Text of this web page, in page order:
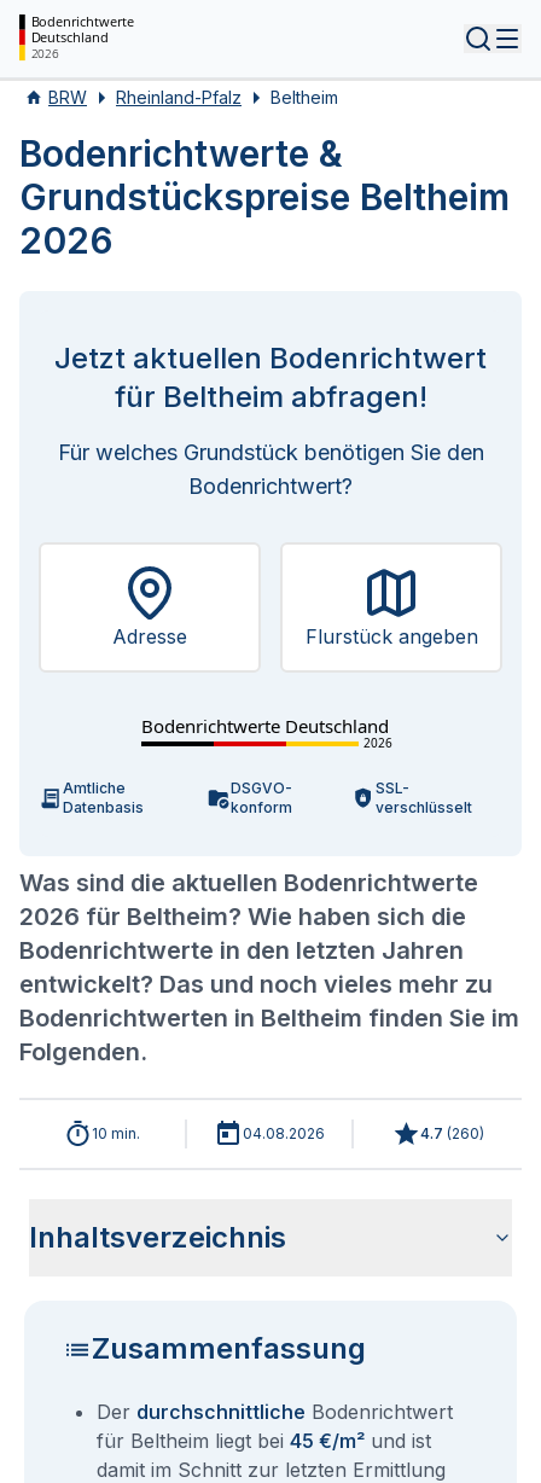
Bodenrichtwerte
Deutschland
2026
BRW Rheinland-Pfalz Beltheim
Bodenrichtwerte &
Grundstückspreise Beltheim
2026
Was sind die aktuellen Bodenrichtwerte
2026 für Beltheim? Wie haben sich die
Bodenrichtwerte in den letzten Jahren
entwickelt? Das und noch vieles mehr zu
Bodenrichtwerten in Beltheim finden Sie im
Folgenden.
Jetzt aktuellen Bodenrichtwert
für Beltheim abfragen!
Für welches Grundstück benötigen Sie den
Bodenrichtwert?
Adresse Flurstück angeben
Bodenrichtwerte Deutschland
2026
Amtliche
Datenbasis
DSGVO-
konform
SSL-
verschlüsselt
10 min. 04.08.2026 4.7 (260)
Inhaltsverzeichnis
Zusammenfassung
Der durchschnittliche Bodenrichtwert
für Beltheim liegt bei 45 €/m² und ist
damit im Schnitt zur letzten Ermittlung